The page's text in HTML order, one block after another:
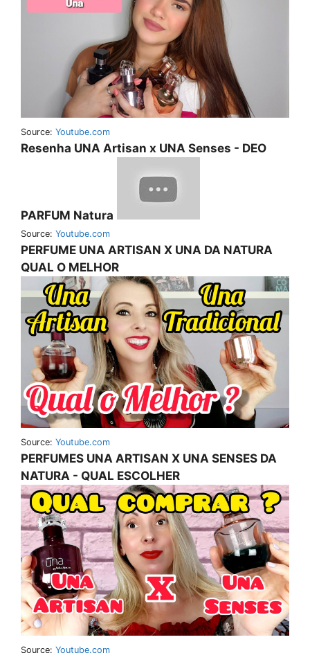
Source: Youtube.com
Resenha UNA Artisan x UNA Senses - DEO
PARFUM Natura
Source: Youtube.com
PERFUME UNA ARTISAN X UNA DA NATURA
QUAL O MELHOR
Source: Youtube.com
PERFUMES UNA ARTISAN X UNA SENSES DA
NATURA - QUAL ESCOLHER
Source: Youtube.com